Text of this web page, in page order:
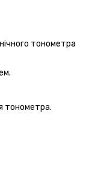
тонометра
тонометра.